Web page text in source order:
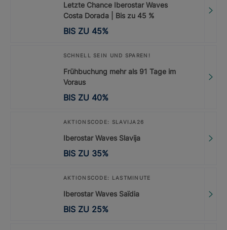
Letzte Chance Iberostar Waves
Costa Dorada | Bis zu 45 %
BIS ZU 45%
SCHNELL SEIN UND SPAREN!
Frühbuchung mehr als 91 Tage im
Voraus
BIS ZU 40%
AKTIONSCODE: SLAVIJA26
Iberostar Waves Slavija
BIS ZU 35%
AKTIONSCODE: LASTMINUTE
Iberostar Waves Saïdia
BIS ZU 25%